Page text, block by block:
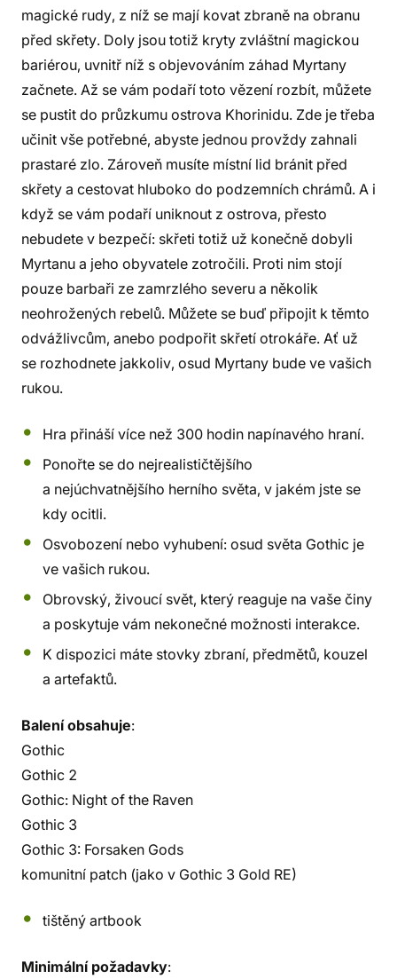
magické rudy, z níž se mají kovat zbraně na obranu
před skřety. Doly jsou totiž kryty zvláštní magickou
bariérou, uvnitř níž s objevováním záhad Myrtany
začnete. Až se vám podaří toto vězení rozbít, můžete
se pustit do průzkumu ostrova Khorinidu. Zde je třeba
učinit vše potřebné, abyste jednou provždy zahnali
prastaré zlo. Zároveň musíte místní lid bránit před
skřety a cestovat hluboko do podzemních chrámů. A i
když se vám podaří uniknout z ostrova, přesto
nebudete v bezpečí: skřeti totiž už konečně dobyli
Myrtanu a jeho obyvatele zotročili. Proti nim stojí
pouze barbaři ze zamrzlého severu a několik
neohrožených rebelů. Můžete se buď připojit k těmto
odvážlivcům, anebo podpořit skřetí otrokáře. Ať už
se rozhodnete jakkoliv, osud Myrtany bude ve vašich
rukou.
Hra přináší více než 300 hodin napínavého hraní.
Ponořte se do nejrealističtějšího
a nejúchvatnějšího herního světa, v jakém jste se
kdy ocitli.
Osvobození nebo vyhubení: osud světa Gothic je
ve vašich rukou.
Obrovský, živoucí svět, který reaguje na vaše činy
a poskytuje vám nekonečné možnosti interakce.
K dispozici máte stovky zbraní, předmětů, kouzel
a artefaktů.
Balení obsahuje:
Gothic
Gothic 2
Gothic: Night of the Raven
Gothic 3
Gothic 3: Forsaken Gods
komunitní patch (jako v Gothic 3 Gold RE)
tištěný artbook
Minimální požadavky: